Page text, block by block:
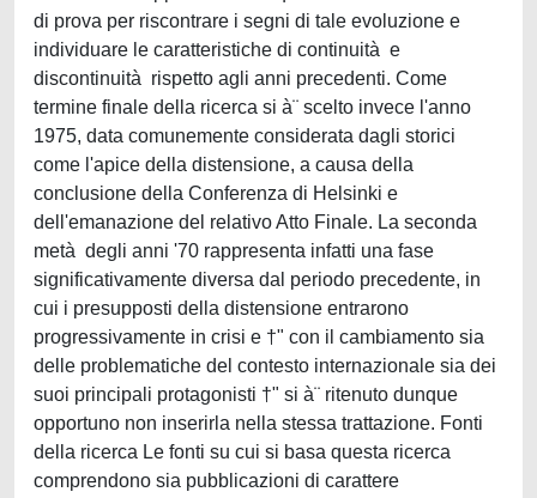
di prova per riscontrare i segni di tale evoluzione e
individuare le caratteristiche di continuità e
discontinuità rispetto agli anni precedenti. Come
termine finale della ricerca si à¨ scelto invece l'anno
1975, data comunemente considerata dagli storici
come l'apice della distensione, a causa della
conclusione della Conferenza di Helsinki e
dell'emanazione del relativo Atto Finale. La seconda
metà degli anni '70 rappresenta infatti una fase
significativamente diversa dal periodo precedente, in
cui i presupposti della distensione entrarono
progressivamente in crisi e †" con il cambiamento sia
delle problematiche del contesto internazionale sia dei
suoi principali protagonisti †" si à¨ ritenuto dunque
opportuno non inserirla nella stessa trattazione. Fonti
della ricerca Le fonti su cui si basa questa ricerca
comprendono sia pubblicazioni di carattere